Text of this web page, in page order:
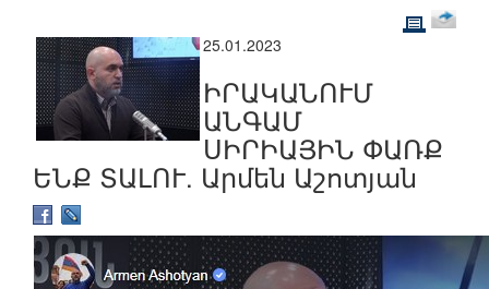
25.01.2023
ԻՐԱԿԱՆՈՒՄ
ԱՆԳԱՄ
ՍԻՐԻԱՅԻՆ ՓԱՌՔ
ԵՆՔ ՏԱԼՈՒ. Արմեն Աշոտյան